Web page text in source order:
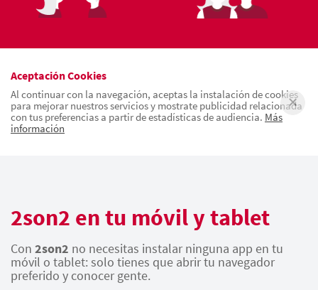
Aceptación Cookies
Al continuar con la navegación, aceptas la instalación de cookies
para mejorar nuestros servicios y mostrate publicidad relacionada
con tus preferencias a partir de estadísticas de audiencia. Más
información
2son2 en tu móvil y tablet
Con 2son2 no necesitas instalar ninguna app en tu
móvil o tablet: solo tienes que abrir tu navegador
preferido y conocer gente.